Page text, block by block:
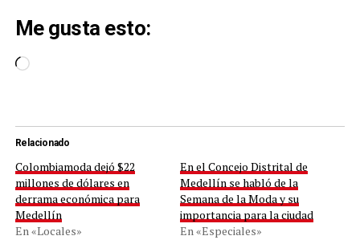
Me gusta esto:
Cargando...
Relacionado
Colombiamoda dejó $22
millones de dólares en
derrama económica para
Medellín
En «Locales»
En el Concejo Distrital de
Medellín se habló de la
Semana de la Moda y su
importancia para la ciudad
En «Especiales»